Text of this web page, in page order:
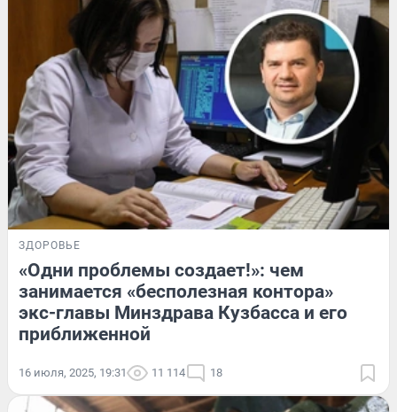
ЗДОРОВЬЕ
«Одни проблемы создает!»: чем
занимается «бесполезная контора»
экс-главы Минздрава Кузбасса и его
приближенной
16 июля, 2025, 19:31 11 114 18